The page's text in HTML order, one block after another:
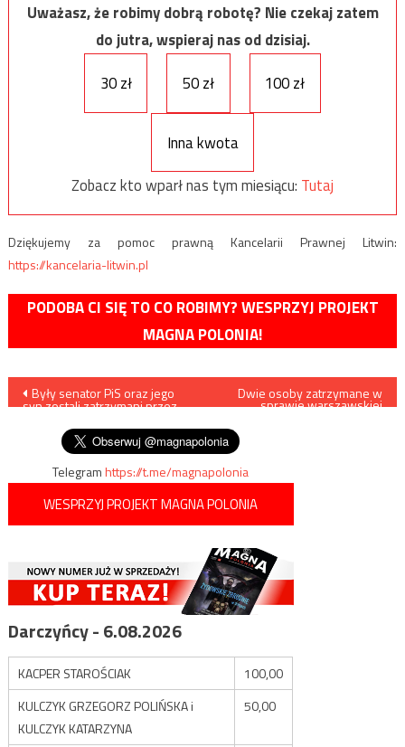
Uważasz, że robimy dobrą robotę? Nie czekaj zatem
do jutra, wspieraj nas od dzisiaj.
30 zł
50 zł 100 zł
Inna kwota
Zobacz kto wparł nas tym miesiącu: Tutaj
Dziękujemy za pomoc prawną Kancelarii Prawnej Litwin:
https://kancelaria-litwin.pl
PODOBA CI SIĘ TO CO ROBIMY? WESPRZYJ PROJEKT
MAGNA POLONIA!
Nawigacja
wpisu
Były senator PiS oraz jego
syn zostali zatrzymani przez
Dwie osoby zatrzymane w
sprawie warszawskiej
Telegramhttps://t.me/magnapolonia
WESPRZYJ PROJEKT MAGNA POLONIA
Darczyńcy - 6.08.2026
KACPER STAROŚCIAK
100,00
KULCZYK GRZEGORZ POLIŃSKA i
KULCZYK KATARZYNA
50,00